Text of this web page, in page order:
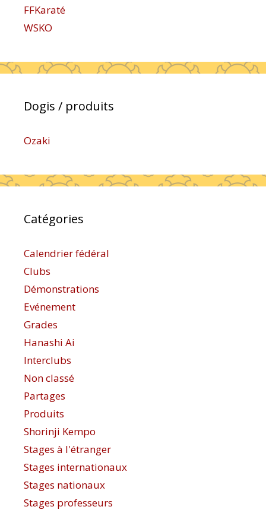
FFKaraté
WSKO
Dogis / produits
Ozaki
Catégories
Calendrier fédéral
Clubs
Démonstrations
Evénement
Grades
Hanashi Ai
Interclubs
Non classé
Partages
Produits
Shorinji Kempo
Stages à l'étranger
Stages internationaux
Stages nationaux
Stages professeurs